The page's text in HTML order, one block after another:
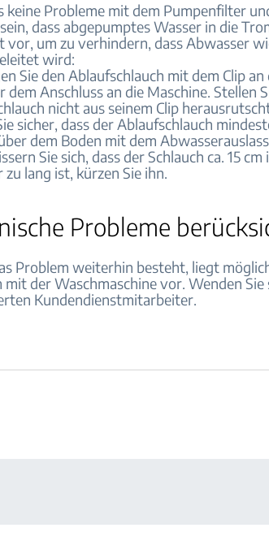
keine Probleme mit dem Pumpenfilter
dass abgepumptes Wasser in die
vor, um zu verhindern, dass Abwasser
wird:
Sie den Ablaufschlauch mit dem Clip
dem Anschluss an die Maschine. Stellen
nicht aus seinem Clip
sicher, dass der Ablaufschlauch
dem Boden mit dem
Sie sich, dass der Schlauch ca. 15
zu lang ist, kürzen Sie ihn.
Probleme
Problem weiterhin besteht, liegt
mit der Waschmaschine vor. Wenden Sie
Kundendienstmitarbeiter.